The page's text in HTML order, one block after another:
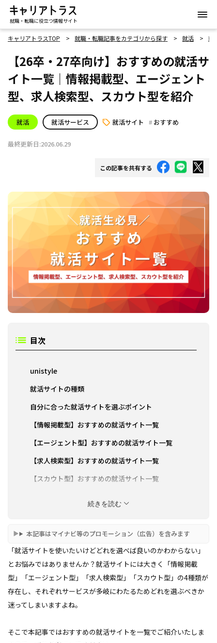
就職・転職に役立つ情報サイト
キャリアトラスTOP 就職・転職記事をカテゴリから探す 就活 就
【26卒・27卒向け】おすすめの就活サ
イト一覧｜情報掲載型、エージェント
型、求人検索型、スカウト型を紹介
就活 就活サービス 就活サイト おすすめ
最終更新日:2026.06.29
この記事を共有する
目次
unistyle
就活サイトの種類
自分に合った就活サイトを選ぶポイント
【情報掲載型】おすすめの就活サイト一覧
【エージェント型】おすすめの就活サイト一覧
【求人検索型】おすすめの就活サイト一覧
【スカウト型】おすすめの就活サイト一覧
就活サイトによくある質問
unistyle
続きを読む
本記事はマイナビ等のプロモーション（広告）を含みます
「就活サイトを使いたいけどどれを選べば良いのかわからない」
とお悩みではありませんか？就活サイトには大きく「情報掲載
型」「エージェント型」「求人検索型」「スカウト型」の4種類が
存在し、それぞれサービスが多岐にわたるためどれを選ぶべきか
迷ってしまいますよね。
そこで本記事ではおすすめの就活サイトを一覧でご紹介いたしま